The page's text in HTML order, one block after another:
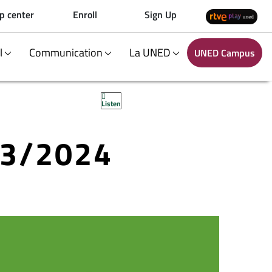
center Enroll Sign Up
Communication La UNED UNED Campus
Listen
2024